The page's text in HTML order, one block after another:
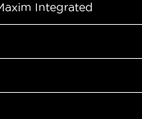
Integrated